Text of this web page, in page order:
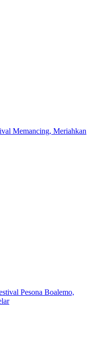
Memancing, Meriahkan
Pesona Boalemo,